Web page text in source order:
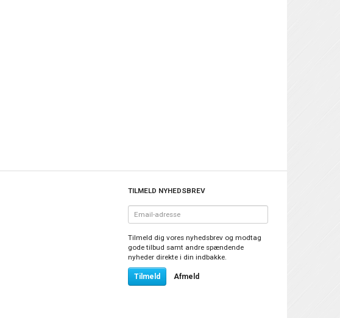
TILMELD NYHEDSBREV
adresse
Tilmeld dig vores nyhedsbrev og modtag
gode tilbud samt andre spændende
nyheder direkte i din indbakke.
Tilmeld Afmeld